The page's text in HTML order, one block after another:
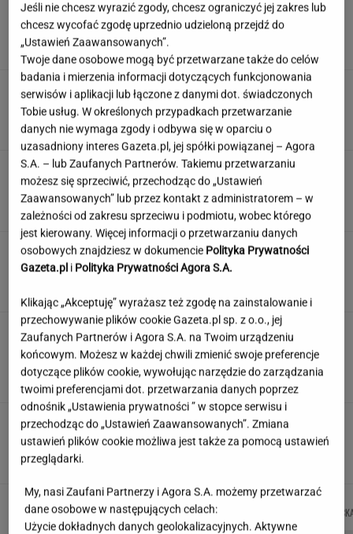
Hyży dosadnie odpowiedziała hejterom.
"Skończyła mi się cierpliwość"
Słowa, których używały nasze prababcie.
Udowodnij, że wiesz o co chodzi
Wieniawa jako jurorka "TzG" to
dobry pomysł? "Będzie musiała być uważna"
Nie czekaj, aż będzie za późno. To może
oznaczać, że szkoła przestała służyć dziecku
Siedem lat gehenny. "Spłacamy
kredyty za mieszkania, w których mieszkają
ludzie dewelopera"
SUBSKRYPCJA
Nowe zdjęcie Johna Goodmana trafiło do
sieci. Aktor schudł 90 kg
Autorzy:
SENKOWSKI
MICHAŁ
KIEDROWSKI
MACIEK
Jeśli nie chcesz wyrazić zgody, chcesz ograniczyć jej zakres lub
chcesz wycofać zgodę uprzednio udzieloną przejdź do
„Ustawień Zaawansowanych”.
Twoje dane osobowe mogą być przetwarzane także do celów
badania i mierzenia informacji dotyczących funkcjonowania
serwisów i aplikacji lub łączone z danymi dot. świadczonych
Tobie usług. W określonych przypadkach przetwarzanie
danych nie wymaga zgody i odbywa się w oparciu o
uzasadniony interes Gazeta.pl, jej spółki powiązanej – Agora
S.A. – lub Zaufanych Partnerów. Takiemu przetwarzaniu
możesz się sprzeciwić, przechodząc do „Ustawień
Zaawansowanych” lub przez kontakt z administratorem – w
zależności od zakresu sprzeciwu i podmiotu, wobec którego
jest kierowany. Więcej informacji o przetwarzaniu danych
osobowych znajdziesz w dokumencie Polityka Prywatności
Gazeta.pl i Polityka Prywatności Agora S.A.
Klikając „Akceptuję” wyrażasz też zgodę na zainstalowanie i
przechowywanie plików cookie Gazeta.pl sp. z o.o., jej
Zaufanych Partnerów i Agora S.A. na Twoim urządzeniu
końcowym. Możesz w każdej chwili zmienić swoje preferencje
dotyczące plików cookie, wywołując narzędzie do zarządzania
twoimi preferencjami dot. przetwarzania danych poprzez
odnośnik „Ustawienia prywatności ” w stopce serwisu i
przechodząc do „Ustawień Zaawansowanych”. Zmiana
ustawień plików cookie możliwa jest także za pomocą ustawień
przeglądarki.
My, nasi Zaufani Partnerzy i Agora S.A. możemy przetwarzać
dane osobowe w następujących celach:
Użycie dokładnych danych geolokalizacyjnych. Aktywne